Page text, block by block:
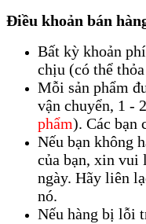
Điều khoản bán
Bất kỳ khoản
chịu (có thể
Mỗi sản phẩm
vận chuyển, 1 -
phẩm). Các bạn
Nếu bạn không
của bạn, xin vui
ngày. Hãy liên
nó.
Nếu hàng bị lỗi